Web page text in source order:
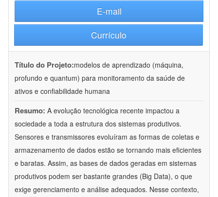
E-mail
Currículo
Título do Projeto:modelos de aprendizado (máquina,
profundo e quantum) para monitoramento da saúde de
ativos e confiabilidade humana
Resumo: A evolução tecnológica recente impactou a
sociedade a toda a estrutura dos sistemas produtivos.
Sensores e transmissores evoluíram as formas de coletas e
armazenamento de dados estão se tornando mais eficientes
e baratas. Assim, as bases de dados geradas em sistemas
produtivos podem ser bastante grandes (Big Data), o que
exige gerenciamento e análise adequados. Nesse contexto,